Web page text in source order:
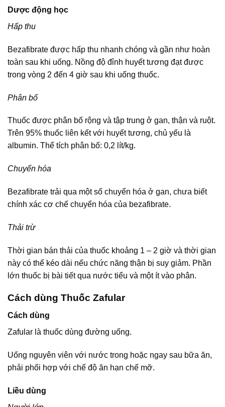
Dược động học
Hấp thu
Bezafibrate được hấp thu nhanh chóng và gần như hoàn
toàn sau khi uống. Nồng độ đỉnh huyết tương đạt được
trong vòng 2 đến 4 giờ sau khi uống thuốc.
Phân bố
Thuốc được phân bố rộng và tập trung ở gan, thận và ruột.
Trên 95% thuốc liên kết với huyết tương, chủ yếu là
albumin. Thể tích phân bố: 0,2 lít/kg.
Chuyển hóa
Bezafibrate trải qua một số chuyển hóa ở gan, chưa biết
chính xác cơ chế chuyển hóa của bezafibrate.
Thải trừ
Thời gian bán thải của thuốc khoảng 1 – 2 giờ và thời gian
này có thể kéo dài nếu chức năng thận bị suy giảm. Phần
lớn thuốc bị bài tiết qua nước tiểu và một ít vào phân.
Cách dùng Thuốc Zafular
Cách dùng
Zafular là thuốc dùng đường uống.
Uống nguyên viên với nước trong hoặc ngay sau bữa ăn,
phải phối hợp với chế độ ăn hạn chế mỡ.
Liều dùng